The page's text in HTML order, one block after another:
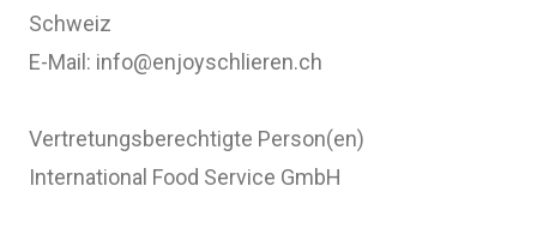
Schweiz
E-Mail: info@enjoyschlieren.ch
Vertretungsberechtigte Person(en)
International Food Service GmbH